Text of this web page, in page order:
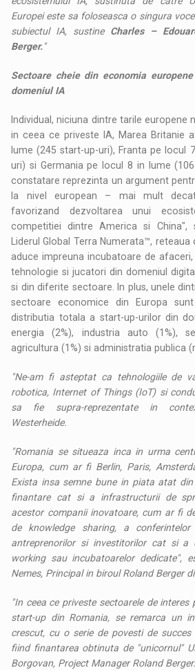
Europei este sa foloseasca o singura
subiectul IA, sustine Charles –
Berger."
Sectoare cheie din economia
domeniul IA
Individual, niciuna dintre tarile europene
in ceea ce priveste IA, Marea Britanie
lume (245 start-up-uri), Franta pe locul
uri) si Germania pe locul 8 in lume
constatare reprezinta un argument
la nivel european – mai mult
favorizand dezvoltarea unui
competitiei dintre America si China",
Liderul Global Terra Numerata™, reteaua
aduce impreuna incubatoare de
tehnologie si jucatori din domeniul
si din diferite sectoare. In plus, unele
sectoare economice din Europa
distributia totala a start-up-urilor din
energia (2%), industria auto (1%),
agricultura (1%) si administratia publica
"Ne-am fi asteptat ca tehnologiile de
robotica, Internet of Things (IoT) si
sa fie supra-reprezentate in
Westerheide.
"Romania se situeaza inca in urma
Europa, cum ar fi Berlin, Paris,
Exista insa semne bune in piata atat
finantare cat si a infrastructurii de
acestor companii inovatoare, cum ar fi
de knowledge sharing, a
antreprenorilor si investitorilor cat si a
working sau incubatoarelor dedicate",
Nemes, Principal in biroul Roland Berger
"In ceea ce priveste sectoarele de
start-up din Romania, se remarca un
crescut, cu o serie de povesti de
fiind finantarea obtinuta de "unicornul"
Borgovan, Project Manager Roland Berger.